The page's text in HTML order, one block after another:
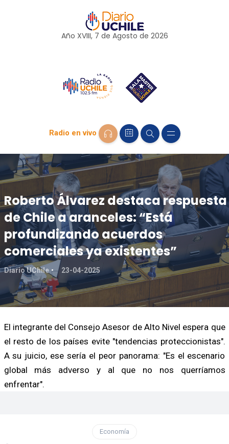
Año XVIII, 7 de Agosto de 2026
Radio en vivo
Roberto Álvarez destaca respuesta
de Chile a aranceles: “Está
profundizando acuerdos
comerciales ya existentes”
Diario UChile 23-04-2025
El integrante del Consejo Asesor de Alto Nivel espera que
el resto de los países evite "tendencias proteccionistas".
A su juicio, ese sería el peor panorama: "Es el escenario
global más adverso y al que no nos querríamos
enfrentar".
Economía